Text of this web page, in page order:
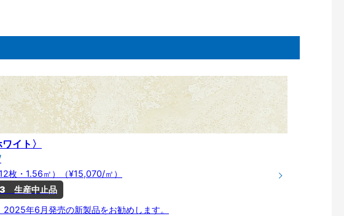
イト〉
枚・1.56㎡）（¥15,070/㎡）
生産中止品
2025年6月発売の新製品をお勧めします。